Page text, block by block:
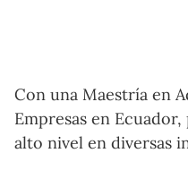
Con una Maestría en
Empresas en
alto nivel en diversas